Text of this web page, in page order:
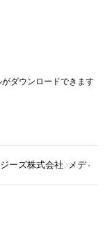
ダウンロードできます
ーズ株式会社 メディ